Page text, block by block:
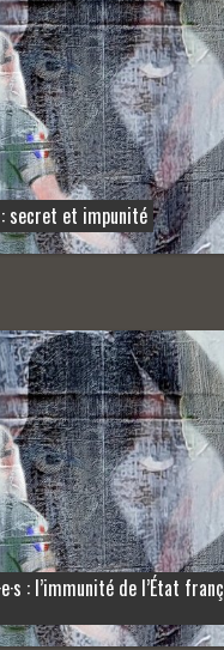
secret et impunité
: l’immunité de l’État